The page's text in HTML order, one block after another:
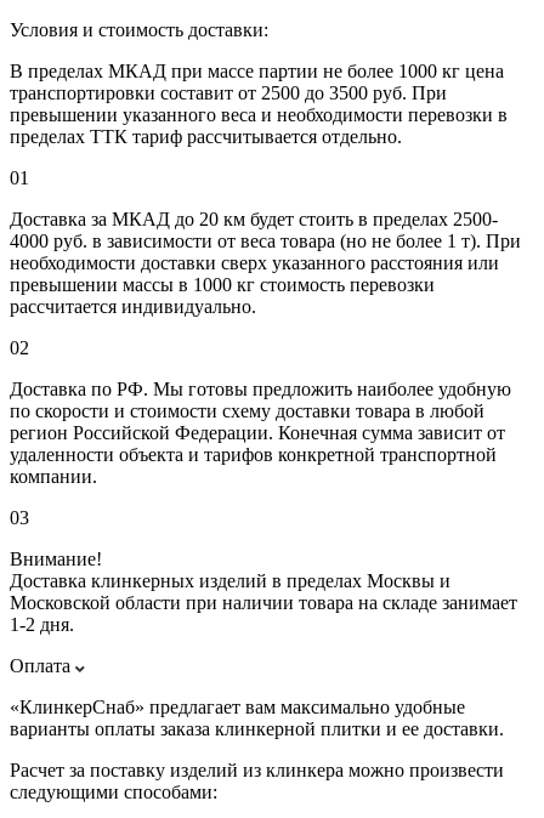
Условия и стоимость доставки:
В пределах МКАД при массе партии не более 1000 кг цена
транспортировки составит от 2500 до 3500 руб. При
превышении указанного веса и необходимости перевозки в
пределах ТТК тариф рассчитывается отдельно.
01
Доставка за МКАД до 20 км будет стоить в пределах 2500-
4000 руб. в зависимости от веса товара (но не более 1 т). При
необходимости доставки сверх указанного расстояния или
превышении массы в 1000 кг стоимость перевозки
рассчитается индивидуально.
02
Доставка по РФ. Мы готовы предложить наиболее удобную
по скорости и стоимости схему доставки товара в любой
регион Российской Федерации. Конечная сумма зависит от
удаленности объекта и тарифов конкретной транспортной
компании.
03
Внимание!
Доставка клинкерных изделий в пределах Москвы и
Московской области при наличии товара на складе занимает
1-2 дня.
Оплата
«КлинкерСнаб» предлагает вам максимально удобные
варианты оплаты заказа клинкерной плитки и ее доставки.
Расчет за поставку изделий из клинкера можно произвести
следующими способами: